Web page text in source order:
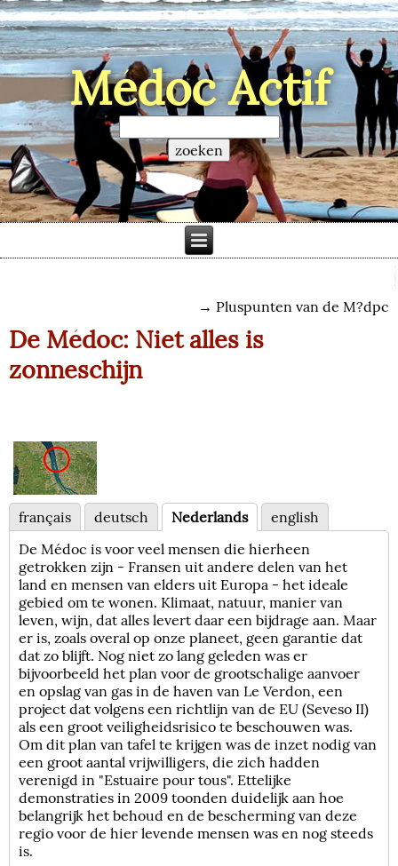
Médoc Actif
→ Pluspunten van de M?dpc
De Médoc: Niet alles is
zonneschijn
français deutsch Nederlands
english
De Médoc is voor veel mensen die hierheen
getrokken zijn - Fransen uit andere delen van het
land en mensen van elders uit Europa - het ideale
gebied om te wonen. Klimaat, natuur, manier van
leven, wijn, dat alles levert daar een bijdrage aan. Maar
er is, zoals overal op onze planeet, geen garantie dat
dat zo blijft. Nog niet zo lang geleden was er
bijvoorbeeld het plan voor de grootschalige aanvoer
en opslag van gas in de haven van Le Verdon, een
project dat volgens een richtlijn van de EU (Seveso II)
als een groot veiligheidsrisico te beschouwen was.
Om dit plan van tafel te krijgen was de inzet nodig van
een groot aantal vrijwilligers, die zich hadden
verenigd in "Estuaire pour tous". Ettelijke
demonstraties in 2009 toonden duidelijk aan hoe
belangrijk het behoud en de bescherming van deze
regio voor de hier levende mensen was en nog steeds
is.